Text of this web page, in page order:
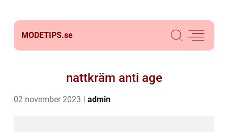
MODETIPS.se
nattkräm anti age
02 november 2023 admin